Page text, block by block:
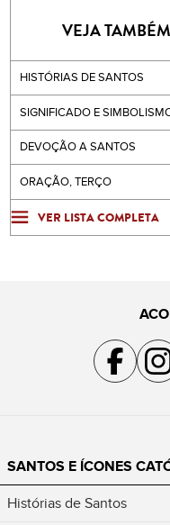
VEJA
HISTÓRIAS DE SANTOS
SIGNIFICADO E
DEVOÇÃO A SANTOS
ORAÇÃO, TERÇO
VER LISTA COMPLETA
Acompanhe
SANTOS E ÍCONES
Histórias de Santos